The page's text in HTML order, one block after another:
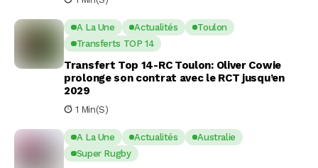
A La Une Actualités
Toulon
Transferts TOP 14
Transfert Top 14-RC Toulon: Oliver Cowie
prolonge son contrat avec le RCT jusqu’en
2029
1 Min(s)
A La Une Actualités
Australie
Super Rugby